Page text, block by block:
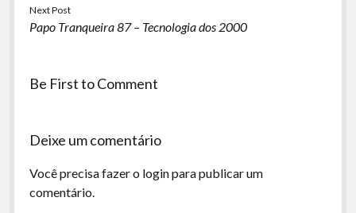
Next Post
Papo Tranqueira 87 – Tecnologia dos 2000
Be First to Comment
Deixe um comentário
Você precisa fazer o loginpara publicar um
comentário.